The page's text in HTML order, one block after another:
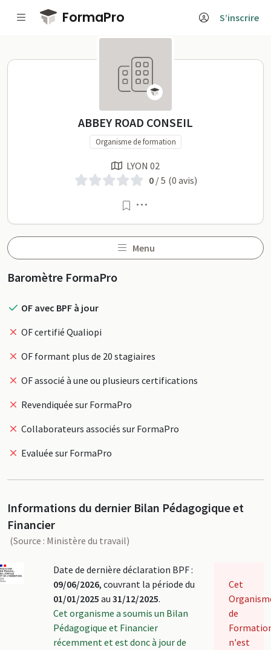
Passer au contenu principal
FormaPro S’inscrire
ABBEY ROAD CONSEIL
ABBEY ROAD CONSEIL
Organisme de formation
LYON 02
0/ 5 (0 avis)
Menu
Profil
Baromètre FormaPro
OF avec BPF à jour
OF certifié Qualiopi
OF formant plus de 20 stagiaires
OF associé à une ou plusieurs certifications
Revendiquée sur FormaPro
Collaborateurs associés sur FormaPro
Evaluée sur FormaPro
Informations du dernier Bilan Pédagogique et
Financier
(Source : Ministère du travail)
Date de dernière déclaration BPF :
09/06/2026, couvrant la période du
01/01/2025 au 31/12/2025.
Cet organisme a soumis un Bilan
Pédagogique et Financier
récemment et est donc à jour de
Cet
de
n'est